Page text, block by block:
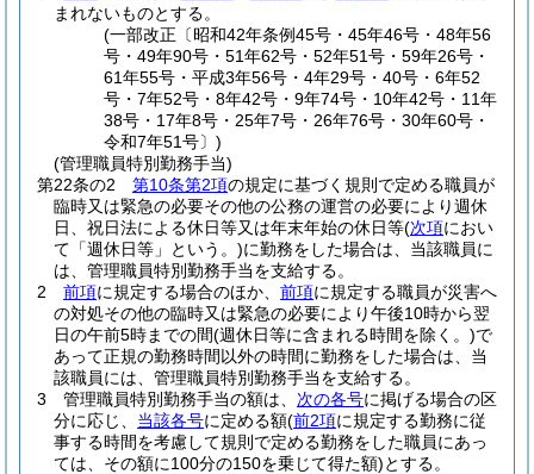
まれないものとする。
(一部改正〔昭和42年条例45号・45年46号・48年56
号・49年90号・51年62号・52年51号・59年26号・
61年55号・平成3年56号・4年29号・40号・6年52
号・7年52号・8年42号・9年74号・10年42号・11年
38号・17年8号・25年7号・26年76号・30年60号・
令和7年51号〕)
(管理職員特別勤務手当)
第22条の2
第10条第2項の規定に基づく規則で定める職員が
臨時又は緊急の必要その他の公務の運営の必要により週休
日、祝日法による休日等又は年末年始の休日等(次項におい
て「週休日等」という。)に勤務をした場合は、当該職員に
は、管理職員特別勤務手当を支給する。
2
前項に規定する場合のほか、 前項に規定する職員が災害へ
の対処その他の臨時又は緊急の必要により午後10時から翌
日の午前5時までの間(週休日等に含まれる時間を除く。)で
あって正規の勤務時間以外の時間に勤務をした場合は、当
該職員には、管理職員特別勤務手当を支給する。
3
管理職員特別勤務手当の額は、 次の各号に掲げる場合の区
分に応じ、 当該各号に定める額(前2項に規定する勤務に従
事する時間を考慮して規則で定める勤務をした職員にあっ
ては、その額に100分の150を乗じて得た額)とする。